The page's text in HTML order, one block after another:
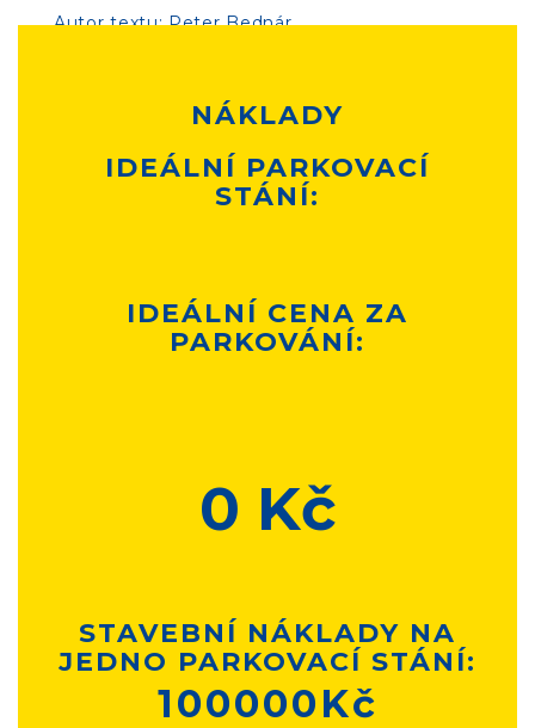
Autor textu: Peter Bednár
NÁKLADY
IDEÁLNÍ PARKOVACÍ
STÁNÍ:
IDEÁLNÍ CENA ZA
PARKOVÁNÍ:
0 Kč
STAVEBNÍ NÁKLADY NA
JEDNO PARKOVACÍ STÁNÍ:
100000Kč